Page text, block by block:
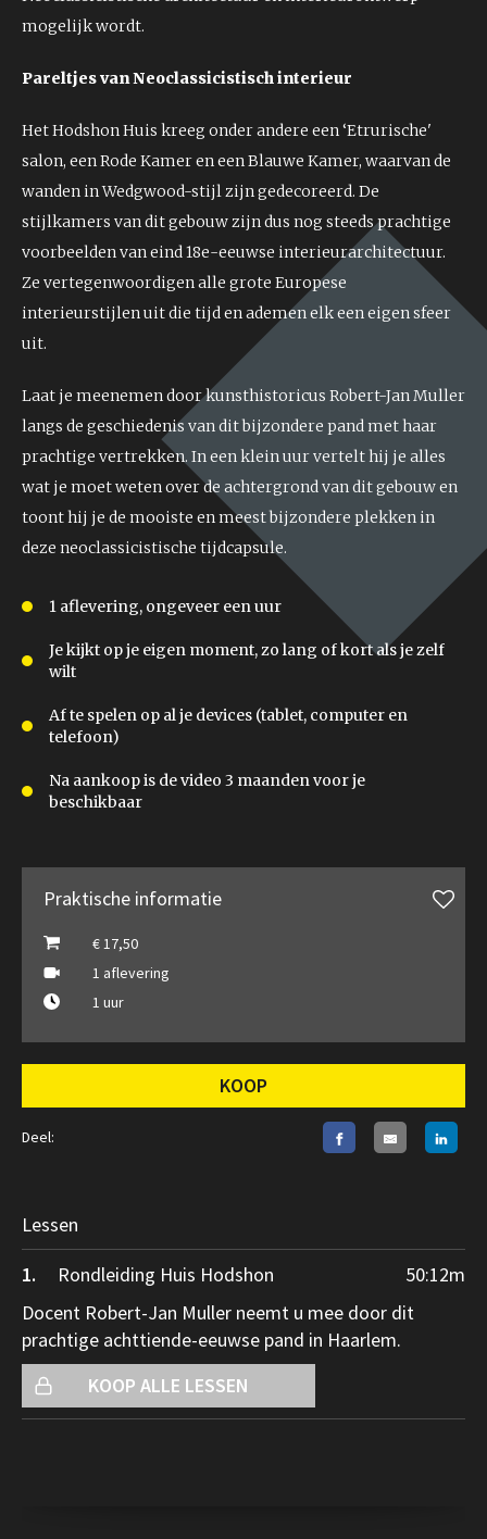
mogelijk wordt.
Pareltjes van Neoclassicistisch interieur
Het Hodshon Huis kreeg onder andere een ‘Etrurische'
salon, een Rode Kamer en een Blauwe Kamer, waarvan de
wanden in Wedgwood-stijl zijn gedecoreerd. De
stijlkamers van dit gebouw zijn dus nog steeds prachtige
voorbeelden van eind 18e-eeuwse interieurarchitectuur.
Ze vertegenwoordigen alle grote Europese
interieurstijlen uit die tijd en ademen elk een eigen sfeer
uit.
Laat je meenemen door kunsthistoricus Robert-Jan Muller
langs de geschiedenis van dit bijzondere pand met haar
prachtige vertrekken. In een klein uur vertelt hij je alles
wat je moet weten over de achtergrond van dit gebouw en
toont hij je de mooiste en meest bijzondere plekken in
deze neoclassicistische tijdcapsule.
1 aflevering, ongeveer een uur
Je kijkt op je eigen moment, zo lang of kort als je zelf
wilt
Af te spelen op al je devices (tablet, computer en
telefoon)
Na aankoop is de video 3 maanden voor je
beschikbaar
Praktische informatie
€ 17,50
1 aflevering
1 uur
KOOP
Deel:
Lessen
1.
Rondleiding Huis Hodshon 50:12m
Docent Robert-Jan Muller neemt u mee door dit
prachtige achttiende-eeuwse pand in Haarlem.
KOOP ALLE LESSEN